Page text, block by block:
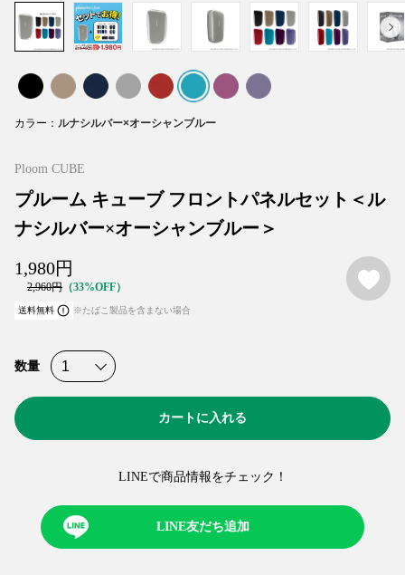
カラー
Ploom CUBE
プルーム キューブ フロントパネルセット＜ル
ナシルバー×オーシャンブルー＞
2,960円 33%OFF
1,980円
送料無料 ※たばこ製品を含まない場合
数量
カートに入れる
LINEで商品情報をチェック！​
LINE友だち追加